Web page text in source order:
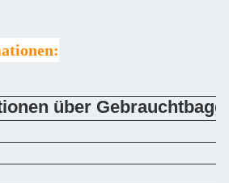
über